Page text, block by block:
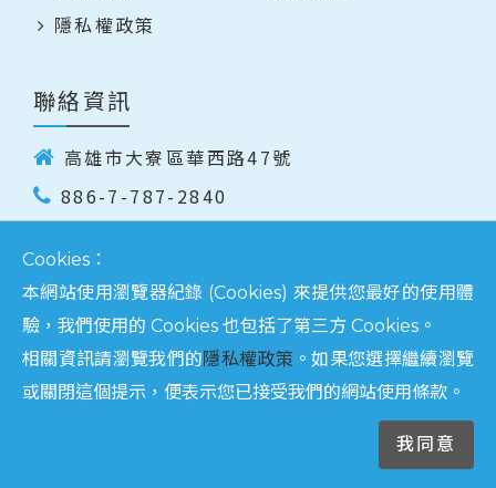
隱私權政策
聯絡資訊
高雄市大寮區華西路47號
886-7-787-2840
886-7-787-1106
© Copyright 2026 新聯興企業股份有限公司 All
Rights Reserved. Designed byBondlink
Cookies：
本網站使用瀏覽器紀錄 (Cookies) 來提供您最好的使用體
驗，我們使用的 Cookies 也包括了第三方 Cookies。
相關資訊請瀏覽我們的隱私權政策 。如果您選擇繼續瀏覽
或關閉這個提示，便表示您已接受我們的網站使用條款。
我同意